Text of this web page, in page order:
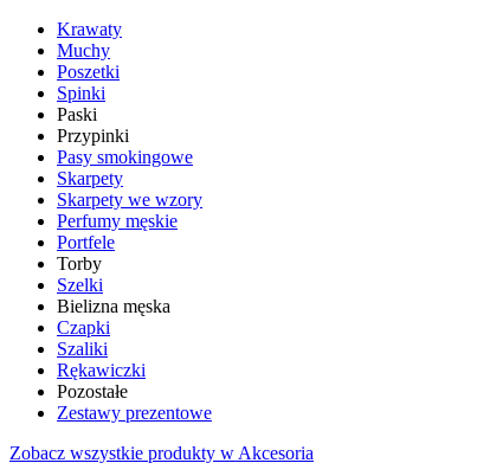
Krawaty
Muchy
Poszetki
Spinki
Paski
Przypinki
Pasy smokingowe
Skarpety
Skarpety we wzory
Perfumy męskie
Portfele
Torby
Szelki
Bielizna męska
Czapki
Szaliki
Rękawiczki
Pozostałe
Zestawy prezentowe
Zobacz wszystkie produkty w Akcesoria